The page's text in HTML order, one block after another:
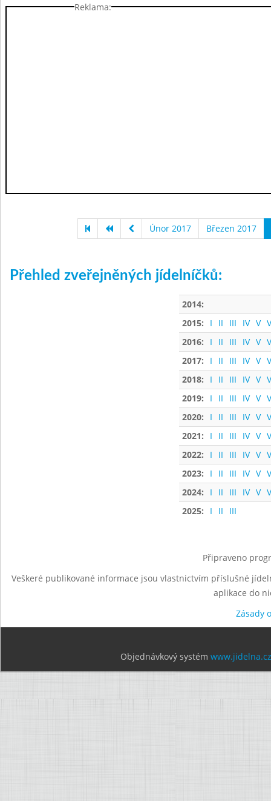
Reklama:
Únor 2017 Březen 2017
Přehled zveřejněných jídelníčků:
2014:
2015:
I II III IV V
2016:
I II III IV V
2017:
I II III IV V
2018:
I II III IV V
2019:
I II III IV V
2020:
I II III IV V
2021:
I II III IV V
2022:
I II III IV V
2023:
I II III IV V
2024:
I II III IV V
2025:
I II III
Připraveno
Veškeré publikované informace jsou vlastnictvím příslušné
aplikace do
Zásady
Objednávkový systém www.jidelna.cz